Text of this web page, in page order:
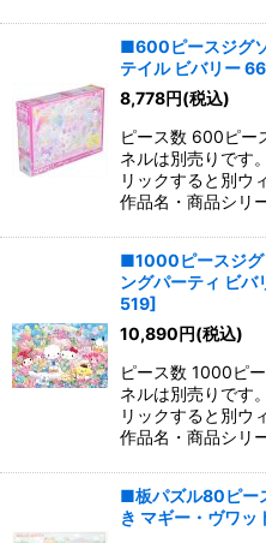
■600ピースジグ
テイル ビバリー
8,778円(税込)
ピース数 600ピ
ネルは別売りです
リックすると別ウ
作品名・商品シリ
■1000ピースジグ
ングパーティ ビ
519]
10,890円(税込)
ピース数 1000ピ
ネルは別売りです
リックすると別ウ
作品名・商品シリ
■板パズル80ピー
き マギー・ヴワ